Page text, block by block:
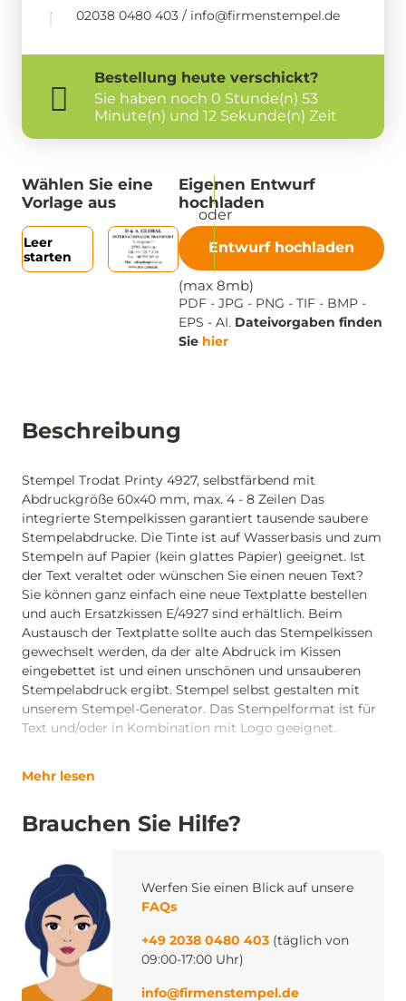
Beschreibung
Stempel Trodat Printy 4927, selbstfärbend mit
Abdruckgröße 60x40 mm, max. 4 - 8 Zeilen Das
integrierte Stempelkissen garantiert tausende saubere
Stempelabdrucke. Die Tinte ist auf Wasserbasis und zum
Stempeln auf Papier (kein glattes Papier) geeignet. Ist
der Text veraltet oder wünschen Sie einen neuen Text?
Sie können ganz einfach eine neue Textplatte bestellen
und auch Ersatzkissen E/4927 sind erhältlich. Beim
Austausch der Textplatte sollte auch das Stempelkissen
gewechselt werden, da der alte Abdruck im Kissen
eingebettet ist und einen unschönen und unsauberen
Stempelabdruck ergibt. Stempel selbst gestalten mit
unserem Stempel-Generator. Das Stempelformat ist für
Text und/oder in Kombination mit Logo geeignet.
Mehr lesen
Brauchen Sie Hilfe?
Werfen Sie einen Blick auf unsere
FAQs
+49 2038 0480 403 (täglich von
09:00-17:00 Uhr)
info@firmenstempel.de
02038 0480 403 / info@firmenstempel.de
Bestellung heute verschickt?
Sie haben noch 0 Stunde(n) 53
Minute(n) und 12 Sekunde(n) Zeit
Wählen Sie eine
Vorlage aus
Leer
starten
Eigenen Entwurf
hochladen
Entwurf hochladen
(max 8mb)
PDF - JPG - PNG - TIF - BMP -
EPS - AI. Dateivorgaben finden
Sie hier